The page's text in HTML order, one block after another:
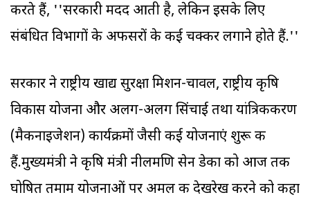
करते हैं, ''सरकारी मदद आती है, लेकिन इसके लिए
संबंधित विभागों के अफसरों के कई चक्कर लगाने होते हैं.''
सरकार ने राष्ट्रीय खाद्य सुरक्षा मिशन-चावल, राष्ट्रीय कृषि
विकास योजना और अलग-अलग सिंचाई तथा यांत्रिकीकरण
(मैकनाइजेशन) कार्यक्रमों जैसी कई योजनाएं शुरू की
हैं.मुख्यमंत्री ने कृषि मंत्री नीलमणि सेन डेका को आज तक
घोषित तमाम योजनाओं पर अमल की देखरेख करने को कहा